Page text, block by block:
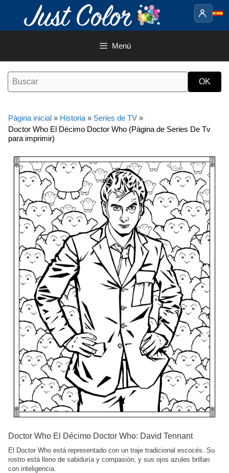
contenido
Menú
Página inicial » Historia » Series de TV »
Doctor Who El Décimo Doctor Who (Página de Series De Tv
para imprimir)
Doctor Who El Décimo Doctor Who: David Tennant
El Doctor Who está representado con un traje tradicional escocés. Su
rostro está lleno de sabiduría y compasión, y sus ojos azules brillan
con inteligencia.